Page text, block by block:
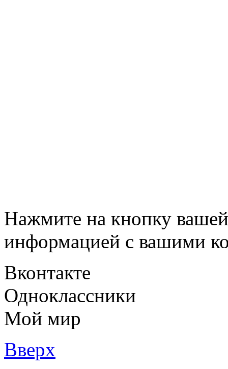
Нажмите на кнопку
информацией с вашими
Вконтакте
Одноклассники
Мой мир
Вверх